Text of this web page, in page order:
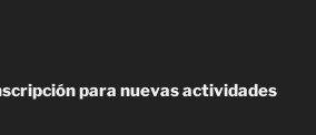
para nuevas actividades